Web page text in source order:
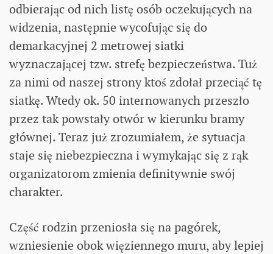
odbierając od nich listę osób oczekujących na
widzenia, następnie wycofując się do
demarkacyjnej 2 metrowej siatki
wyznaczającej tzw. strefę bezpieczeństwa. Tuż
za nimi od naszej strony ktoś zdołał przeciąć tę
siatkę. Wtedy ok. 50 internowanych przeszło
przez tak powstały otwór w kierunku bramy
głównej. Teraz już zrozumiałem, że sytuacja
staje się niebezpieczna i wymykając się z rąk
organizatorom zmienia definitywnie swój
charakter.
Część rodzin przeniosła się na pagórek,
wzniesienie obok więziennego muru, aby lepiej